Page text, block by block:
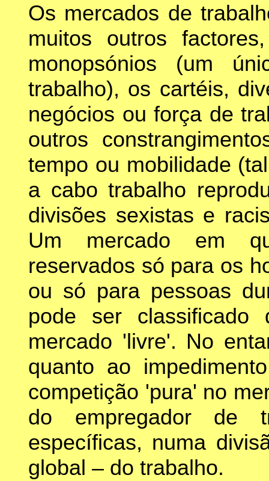
Os mercados de
muitos outros
monopsónios (um
trabalho), os cartéis,
negócios ou força de
outros
tempo ou mobilidade
a cabo trabalho
divisões sexistas e
Um mercado em
reservados só para os
ou só para pessoas
pode ser
mercado 'livre'. No
quanto ao
competição 'pura' no
do empregador de
específicas, numa
global – do trabalho.